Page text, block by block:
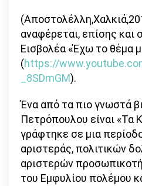
αναφέρεται, επίσης και
Εισβολέα «Έχω το θέμα
(https://
_8SDmGM).
Ένα από τα πιο γνωστά
Πετρόπουλου είναι «Τα
γράφτηκε σε μια
αριστεράς, πολιτικών
αριστερών
του Εμφυλίου πολέμου